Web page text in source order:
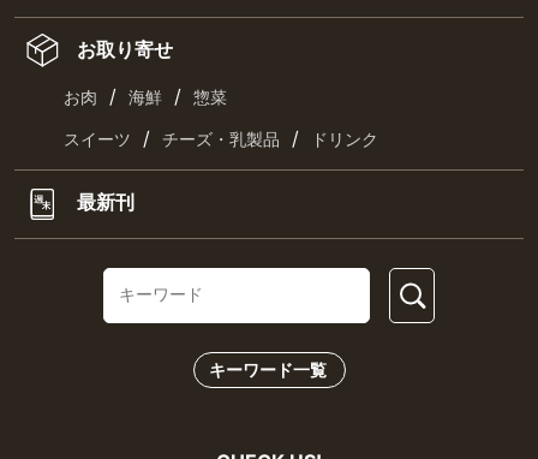
お取り寄せ
お肉 / 海鮮 / 惣菜
スイーツ / チーズ・乳製品 / ドリンク
最新刊
キーワード一覧